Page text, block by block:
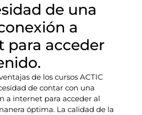
de una
a
para acceder
de los cursos ACTIC
de contar con una
a internet para acceder al
óptima. La calidad de la